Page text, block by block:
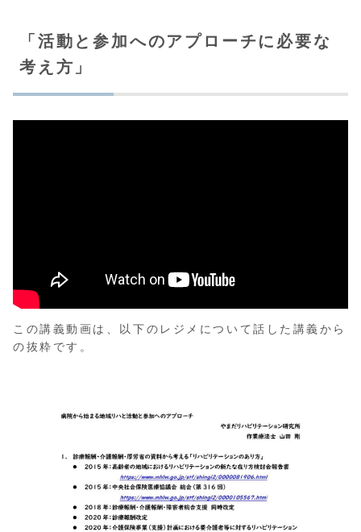
「活動と参加へのアプローチに必要な
考え方」
この講義動画は、以下のレジメについて話した講義から
の抜粋です。